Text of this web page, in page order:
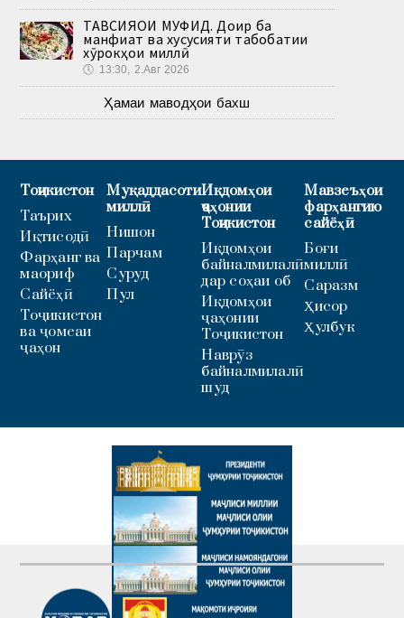
ТАВСИЯҲОИ МУФИД. Доир ба
манфиат ва хусусияти табобатии
хӯрокҳои миллӣ
🕔 13:30, 2.Авг 2026
Ҳамаи маводҳои бахш
Тоҷикистон
Таърих
Иқтисодӣ
Фарҳанг ва
маориф
Сайёҳӣ
Тоҷикистон
ва ҷомеаи
ҷаҳон
Муқаддасоти
миллӣ
Нишон
Парчам
Суруд
Пул
Иқдомҳои
ҷаҳонии
Тоҷикистон
Иқдомҳои
байналмилалӣ
дар соҳаи об
Иқдомҳои
ҷаҳонии
Тоҷикистон
Наврӯз
байналмилалӣ
шуд
Мавзеъҳои
фарҳангию
сайёҳӣ
Боғи
миллӣ
Саразм
Ҳисор
Ҳулбук